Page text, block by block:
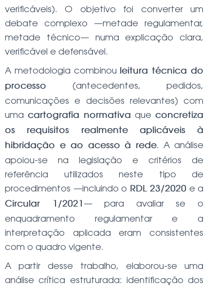
verificáveis). O objetivo foi converter um
debate complexo —metade regulamentar,
metade técnico— numa explicação clara,
verificável e defensável.
A metodologia combinou
leitura técnica do
processo
(antecedentes, pedidos,
comunicações e decisões relevantes) com
uma cartografia normativa que concretiza
os requisitos realmente aplicáveis à
hibridação e ao acesso à rede. A análise
apoiou-se na legislação e critérios de
referência utilizados neste tipo de
procedimentos —incluindo o
RDL 23/2020 e a
Circular 1/2021 — para avaliar se o
enquadramento regulamentar e a
interpretação aplicada eram consistentes
com o quadro vigente.
A partir desse trabalho, elaborou-se uma
análise crítica estruturada: identificação dos